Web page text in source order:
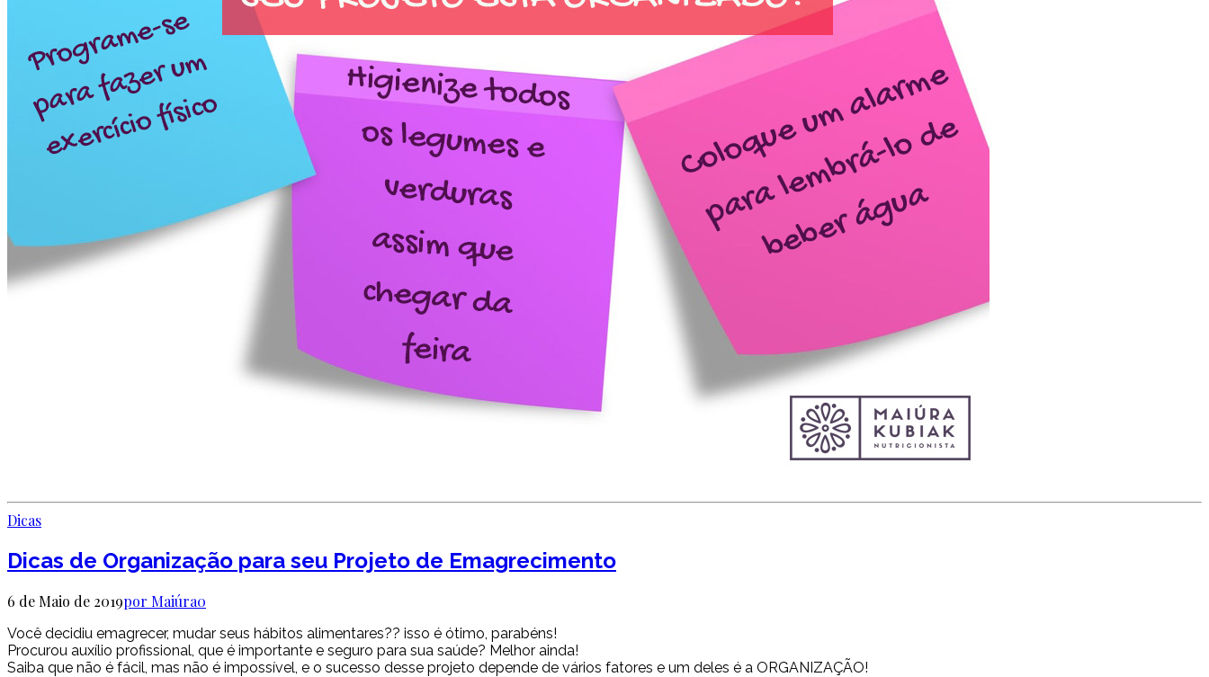
Dicas
Dicas de Organização para seu Projeto de Emagrecimento
6 de Maio de 2019por Maiúra0
Você decidiu emagrecer, mudar seus hábitos alimentares?? isso é ótimo, parabéns!
Procurou auxílio profissional, que é importante e seguro para sua saúde? Melhor ainda!
Saiba que não é fácil, mas não é impossível, e o sucesso desse projeto depende de vários fatores e um deles é a ORGANIZAÇÃO!